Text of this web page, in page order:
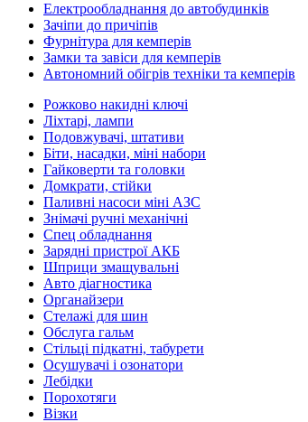
Електрообладнання до автобудинків
Зачіпи до причіпів
Фурнітура для кемперів
Замки та завіси для кемперів
Автономний обігрів техніки та кемперів
Рожково накидні ключі
Ліхтарі, лампи
Подовжувачі, штативи
Біти, насадки, міні набори
Гайковерти та головки
Домкрати, стійки
Паливні насоси міні АЗС
Знімачі ручні механічні
Спец обладнання
Зарядні пристрої АКБ
Шприци змащувальні
Авто діагностика
Органайзери
Стелажі для шин
Обслуга гальм
Стільці підкатні, табурети
Осушувачі і озонатори
Лебідки
Порохотяги
Візки